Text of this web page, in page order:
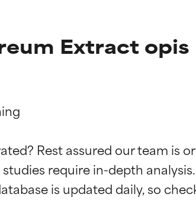
Extract opis
Rest assured our team is
require in-depth
składników
składników